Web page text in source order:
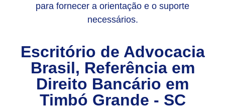
para fornecer a orientação e o suporte
necessários.
Escritório de Advocacia
Brasil, Referência em
Direito Bancário em
Timbó Grande - SC